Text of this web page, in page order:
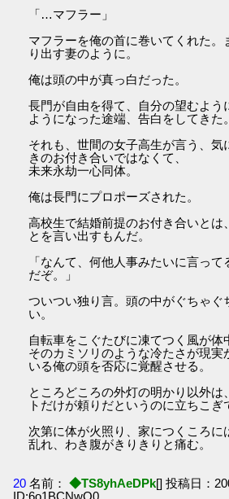
「…マフラー」
マフラーを俺の首に巻いてくれた。
り出す妻のように。
俺は頭の中が真っ白だった。
長門が自由を得て、自分の望むよう
ようになった途端、告白をしてきた。
それも、世間の女子高生が言う、気
きのお付き合いではなくて、
未来永劫一心同体。
俺は長門にプロポーズされた。
高校生で結婚前提のお付き合いとは
とを言い出すもんだ。
「なんて、何他人事みたいに言っ
だぞ。」
ついつい独り言。頭の中がぐちゃぐ
い。
自転車をこぐたびに凍てつく風が体
そのカミソリのような冷たさが現実
いる俺の頭を否応に覚醒させる。
ところどころの外灯の明かり以外は
トだけが頼りだというのに立ちこぎ
次第に体が火照り、家につくころに
乱れ、わき腹がきりきりと痛む。
20 名前： ◆TS8yhAeDPk[] 投稿日：
ID:6o1BCNwQ0